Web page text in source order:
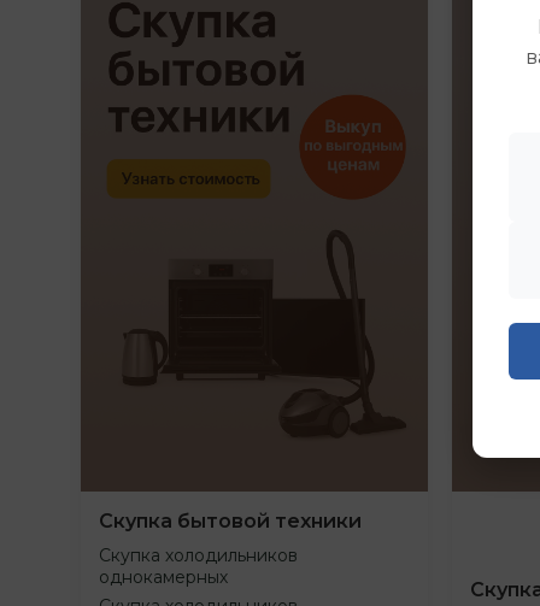
Скупка бытовой техники
Скупка холодильников
однокамерных